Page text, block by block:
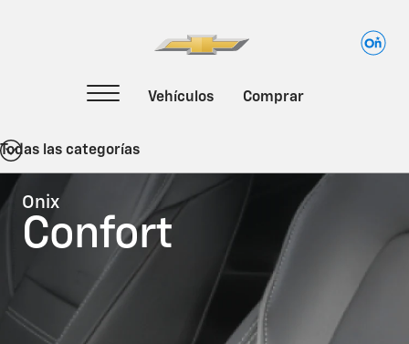
Todas las categorías
Onix
Confort